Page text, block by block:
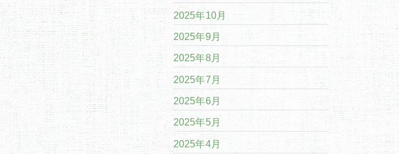
2025年10月
2025年9月
2025年8月
2025年7月
2025年6月
2025年5月
2025年4月